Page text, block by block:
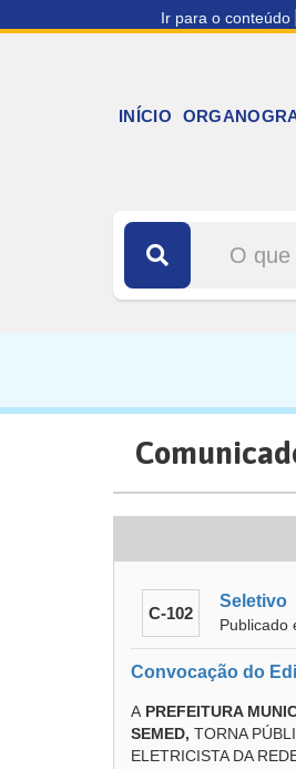
Ir para o conteúdo
INÍCIO
C-102
Seletivo
Publicado
Convocação do
A PREFEITURA
SEMED, TORNA
ELETRICISTA DA